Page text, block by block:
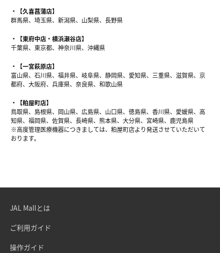
【久喜菖蒲店】
群馬県、埼玉県、新潟県、山梨県、長野県
【東府中店・横浜瀬谷店】
千葉県、東京都、神奈川県、沖縄県
【一宮萩原店】
富山県、石川県、福井県、岐阜県、静岡県、愛知県、三重県、滋賀県、京
都府、大阪府、兵庫県、奈良県、和歌山県
【粕屋町店】
鳥取県、島根県、岡山県、広島県、山口県、徳島県、香川県、愛媛県、高
知県、福岡県、佐賀県、長崎県、熊本県、大分県、宮崎県、鹿児島県
※高度管理医療機器につきましては、粕屋町店より発送させていただいて
おります。
JAL Mallとは
ご利用ガイド
操作ガイド